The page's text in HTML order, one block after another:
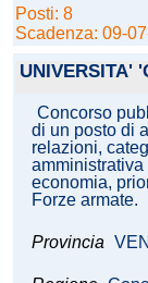
Posti: 8
Scadenza: 09-
UNIVERSITA'
Concorso
di un posto di
relazioni,
economia,
Forze armate.
Provincia